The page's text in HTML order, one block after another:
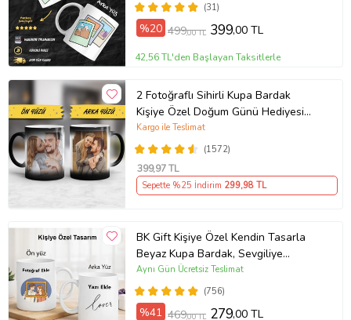
(31)
%20 499,00 TL 399,00 TL
42,56 TL'den Başlayan Taksitlerle
2 Fotoğraflı Sihirli Kupa Bardak
Kişiye Özel Doğum Günü Hediyesi
Sevgiliye Hediye Anneye Babaya
Ablaya Abiye Kız Erkek Kardeşe
Arkadaşa Resimli Günü Yıl Dönümü
Hediyesi
(1572)
Kargo ile Teslimat
399,97 TL
Sepette %25 İndirim 299,98 TL
BK Gift Kişiye Özel Kendin Tasarla
Beyaz Kupa Bardak, Sevgiliye
Hediye, Arkadaşa Hediye, Doğum
Günü Hediyesi(756)
Aynı Gün Ücretsiz Teslimat
%41 469,00 TL 279,00 TL